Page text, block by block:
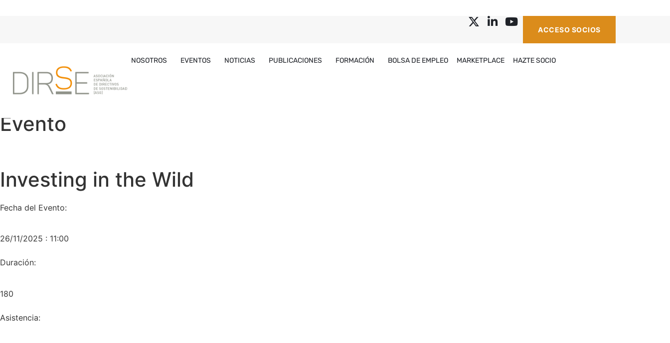
ACCESO SOCIOS
NOSOTROS EVENTOS NOTICIAS PUBLICACIONES FORMACIÓN BOLSA DE EMPLEO MARKETPLACE HAZTE SOCIO
Evento
Investing in the Wild
Fecha del Evento:
26/11/2025 : 11:00
Duración:
180
Asistencia: